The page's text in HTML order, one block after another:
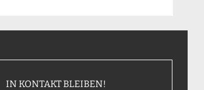
IN KONTAKT BLEIBEN!